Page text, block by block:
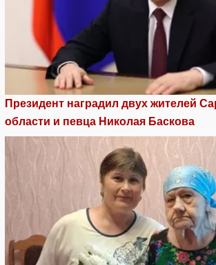
Президент наградил двух жителей
области и певца Николая Баскова